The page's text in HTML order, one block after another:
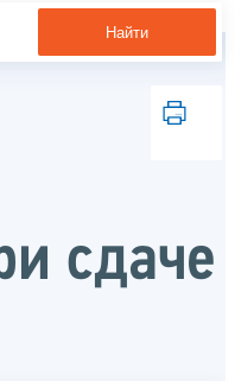
Найти
сдаче